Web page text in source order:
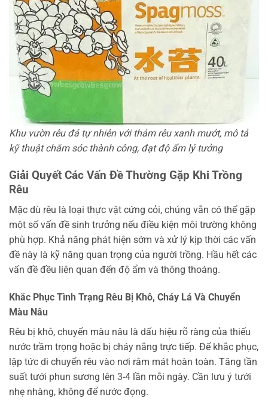
Khu vườn rêu đá tự nhiên với thảm rêu xanh mướt, mô tả
kỹ thuật chăm sóc thành công, đạt độ ẩm lý tưởng
Giải Quyết Các Vấn Đề Thường Gặp Khi Trồng
Rêu
Mặc dù rêu là loại thực vật cứng cỏi, chúng vẫn có thể gặp
một số vấn đề sinh trưởng nếu điều kiện môi trường không
phù hợp. Khả năng phát hiện sớm và xử lý kịp thời các vấn
đề này là kỹ năng quan trọng của người trồng. Hầu hết các
vấn đề đều liên quan đến độ ẩm và thông thoáng.
Khắc Phục Tình Trạng Rêu Bị Khô, Cháy Lá Và Chuyển
Màu Nâu
Rêu bị khô, chuyển màu nâu là dấu hiệu rõ ràng của thiếu
nước trầm trọng hoặc bị cháy nắng trực tiếp. Để khắc phục,
lập tức di chuyển rêu vào nơi râm mát hoàn toàn. Tăng tần
suất tưới phun sương lên 3-4 lần mỗi ngày. Cần lưu ý tưới
nhẹ nhàng, không để nước đọng.